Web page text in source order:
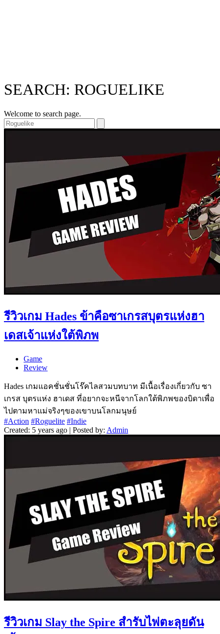
SEARCH: ROGUELIKE
Welcome to search page.
รีวิวเกม Hades ข้าคือซาเกรสบุตรแห่งฮา
เดสเจ้าแห่งใต้พิภพ
Game
Review
Hades เกมแอคชั่นชั่นโร๊คไลสวมบทบาท มีเนื้อเรื่องเกี่ยวกับ ซา
เกรส บุตรแห่ง ฮาเดส ที่อยากจะหนีจากโลกใต้พิภพของบิดาเพื่อ
ไปตามหาแม่จริงๆของเขาบนโลกมนุษย์
#Action #Roguelite #Indie
Created: 5 years ago | Posted by: Admin
รีวิวเกม Slay the Spire สํารับไพ่ตะลุยดัน